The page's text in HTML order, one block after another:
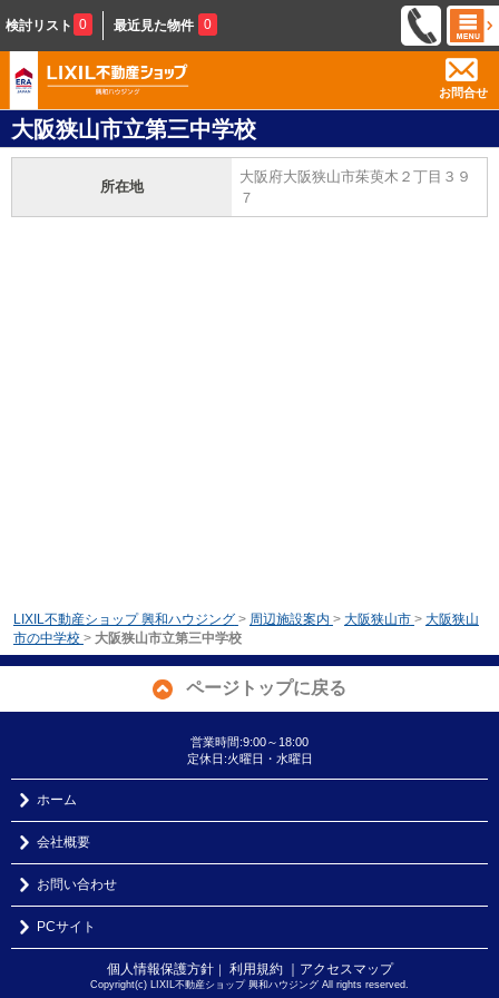
検討リスト 0 最近見た物件 0
お問合せ
大阪狭山市立第三中学校
所在地
大阪府大阪狭山市茱萸木２丁目３９
７
LIXIL不動産ショップ 興和ハウジング > 周辺施設案内 > 大阪狭山市 > 大阪狭山
市の中学校 > 大阪狭山市立第三中学校
ページトップに戻る
営業時間:9:00～18:00
定休日:火曜日・水曜日
ホーム
会社概要
お問い合わせ
PCサイト
個人情報保護方針｜ 利用規約 ｜アクセスマップ
Copyright(c) LIXIL不動産ショップ 興和ハウジング All rights reserved.